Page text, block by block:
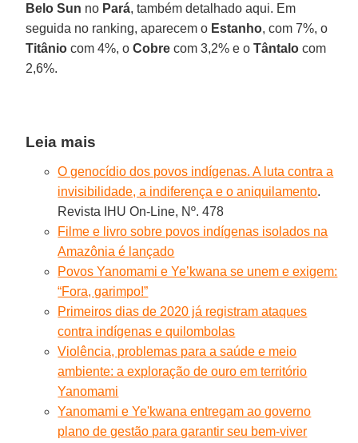
Belo Sun no Pará, também detalhado aqui. Em
seguida no ranking, aparecem o Estanho, com 7%, o
Titânio com 4%, oCobre com 3,2% e oTântalo com
2,6%.
Leia mais
O genocídio dos povos indígenas. A luta contra a
invisibilidade, a indiferença e o aniquilamento.
Revista IHU On-Line, Nº. 478
Filme e livro sobre povos indígenas isolados na
Amazônia é lançado
Povos Yanomami e Ye’kwana se unem e exigem:
“Fora, garimpo!”
Primeiros dias de 2020 já registram ataques
contra indígenas e quilombolas
Violência, problemas para a saúde e meio
ambiente: a exploração de ouro em território
Yanomami
Yanomami e Ye'kwana entregam ao governo
plano de gestão para garantir seu bem-viver